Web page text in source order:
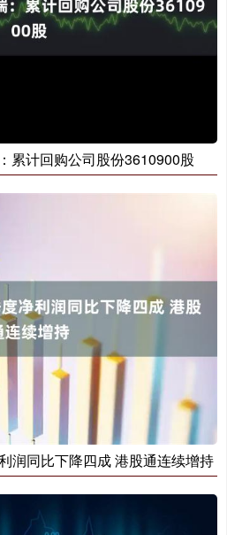
累计回购公司股份3610900股
润同比下降四成 港股通连续增持